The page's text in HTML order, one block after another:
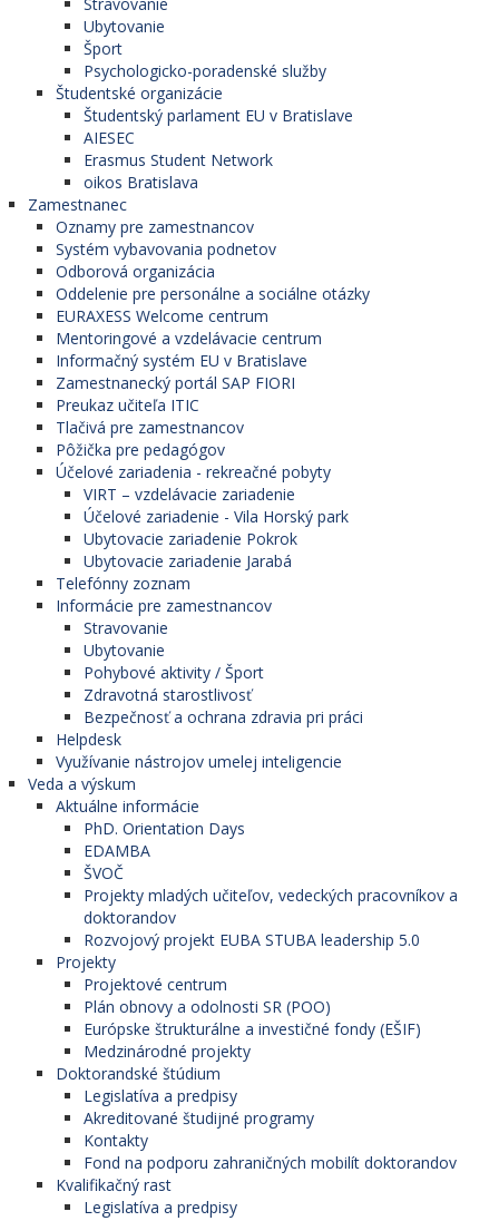
Ubytovanie
Šport
Psychologicko-poradenské služby
Študentské organizácie
Študentský parlament EU v Bratislave
AIESEC
Erasmus Student Network
oikos Bratislava
Zamestnanec
Oznamy pre zamestnancov
Systém vybavovania podnetov
Odborová organizácia
Oddelenie pre personálne a sociálne otázky
EURAXESS Welcome centrum
Mentoringové a vzdelávacie centrum
Informačný systém EU v Bratislave
Zamestnanecký portál SAP FIORI
Preukaz učiteľa ITIC
Tlačivá pre zamestnancov
Pôžička pre pedagógov
Účelové zariadenia - rekreačné pobyty
VIRT – vzdelávacie zariadenie
Účelové zariadenie - Vila Horský park
Ubytovacie zariadenie Pokrok
Ubytovacie zariadenie Jarabá
Telefónny zoznam
Informácie pre zamestnancov
Stravovanie
Ubytovanie
Pohybové aktivity / Šport
Zdravotná starostlivosť
Bezpečnosť a ochrana zdravia pri práci
Helpdesk
Využívanie nástrojov umelej inteligencie
Veda a výskum
Aktuálne informácie
PhD. Orientation Days
EDAMBA
ŠVOČ
Projekty mladých učiteľov, vedeckých pracovníkov a
doktorandov
Rozvojový projekt EUBA STUBA leadership 5.0
Projekty
Projektové centrum
Plán obnovy a odolnosti SR (POO)
Európske štrukturálne a investičné fondy (EŠIF)
Medzinárodné projekty
Doktorandské štúdium
Legislatíva a predpisy
Akreditované študijné programy
Kontakty
Fond na podporu zahraničných mobilít doktorandov
Kvalifikačný rast
Legislatíva a predpisy